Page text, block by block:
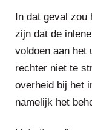
In dat geval zou
zijn dat de
voldoen aan het
rechter niet te
overheid bij het
namelijk het